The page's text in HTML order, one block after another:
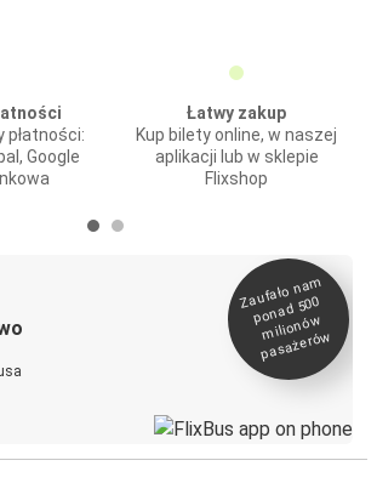
płatności:
Google
Łatwy zakup
Kup bilety online, w naszej
aplikacji lub w sklepie
Flixshop
Zaufało na
m
ponad 500
milionó
w
pasażeró
w